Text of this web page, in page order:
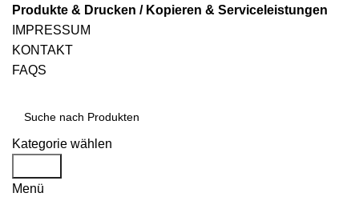
Produkte & Drucken / Kopieren & Serviceleistungen
IMPRESSUM
KONTAKT
FAQS
Kategorie wählen
Menü